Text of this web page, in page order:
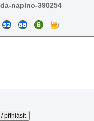
naplno-390254